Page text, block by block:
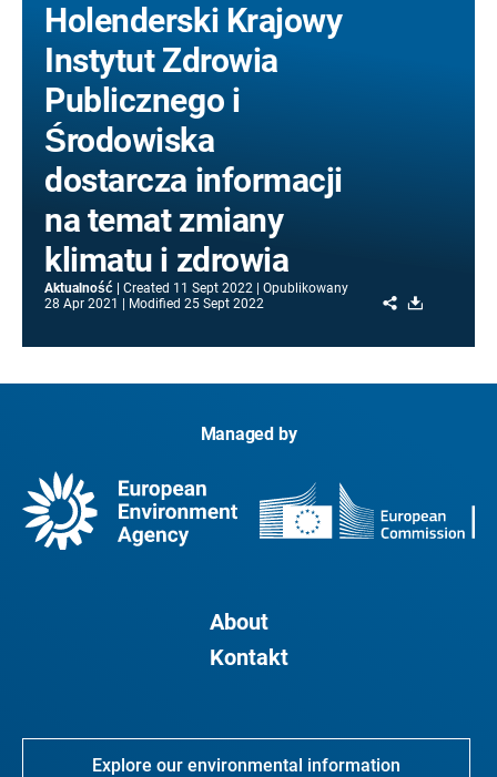
Holenderski Krajowy
Instytut Zdrowia
Publicznego i
Środowiska
dostarcza informacji
na temat zmiany
klimatu i zdrowia
Aktualność Created 11 Sept 2022
Opublikowany
28 Apr 2021
Modified 25 Sept 2022 Share
Managed by
About
Kontakt
Explore our environmental information